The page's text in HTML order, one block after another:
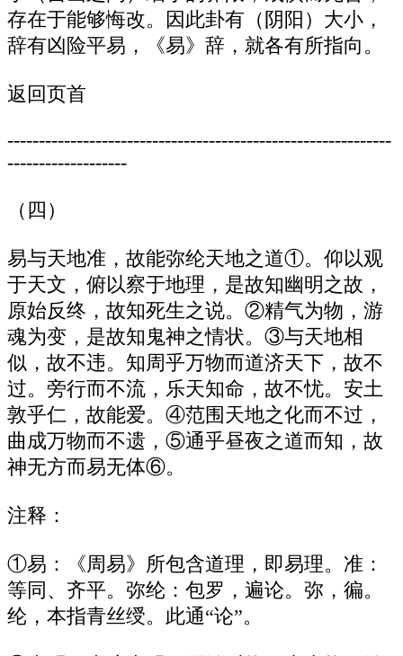
存在于能够悔改。因此卦有（阴阳）大小，
辞有凶险平易，《易》辞，就各有所指向。
返回页首
-------------------------------------------------------------
-------------------
（四）
易与天地准，故能弥纶天地之道①。仰以观
于天文，俯以察于地理，是故知幽明之故，
原始反终，故知死生之说。②精气为物，游
魂为变，是故知鬼神之情状。③与天地相
似，故不违。知周乎万物而道济天下，故不
过。旁行而不流，乐天知命，故不忧。安土
敦乎仁，故能爱。④范围天地之化而不过，
曲成万物而不遗，⑤通乎昼夜之道而知，故
神无方而易无体⑥。
注释：
①易：《周易》所包含道理，即易理。准：
等同、齐平。弥纶：包罗，遍论。弥，徧。
纶，本指青丝绶。此通“论”。